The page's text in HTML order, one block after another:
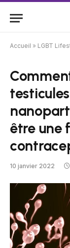
Accueil » LGBT
être une
10 janvier 2022